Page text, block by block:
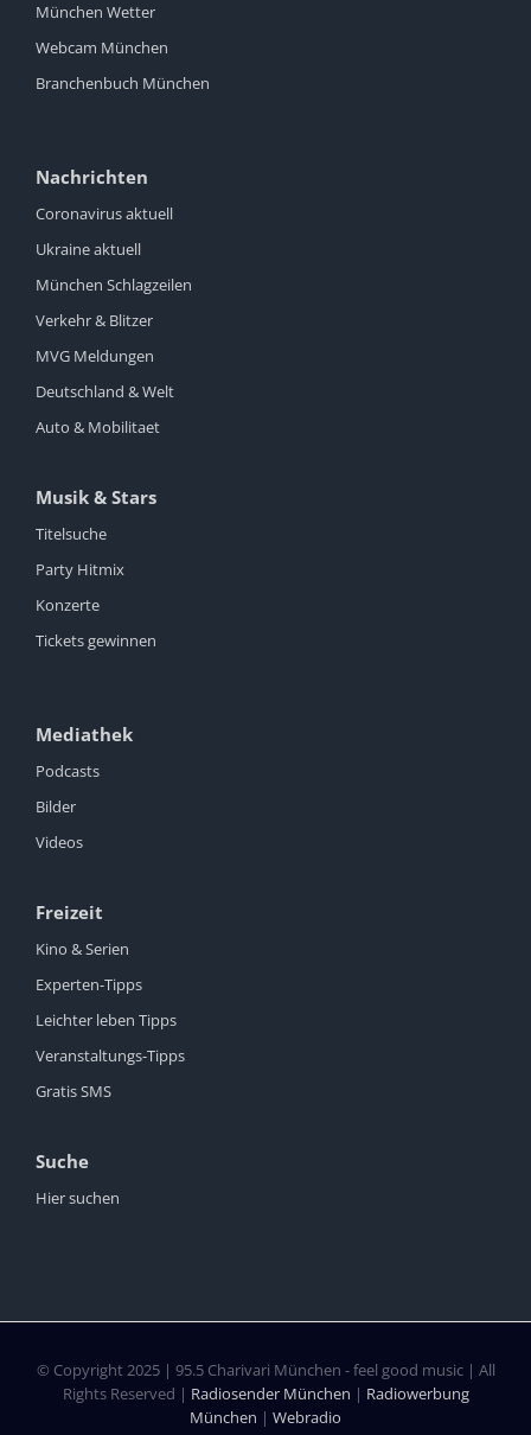
München Wetter
Webcam München
Branchenbuch München
Nachrichten
Coronavirus aktuell
Ukraine aktuell
München Schlagzeilen
Verkehr & Blitzer
MVG Meldungen
Deutschland & Welt
Auto & Mobilitaet
Musik & Stars
Titelsuche
Party Hitmix
Konzerte
Tickets gewinnen
Mediathek
Podcasts
Bilder
Videos
Freizeit
Kino & Serien
Experten-Tipps
Leichter leben Tipps
Veranstaltungs-Tipps
Gratis SMS
Suche
Hier suchen
© Copyright 2025 | 95.5 Charivari München - feel good music | All
Rights Reserved | Radiosender München | Radiowerbung
München | Webradio